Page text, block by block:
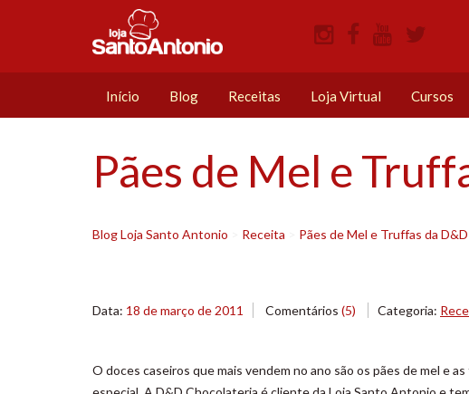
Início Blog Receitas Loja Virtual Cursos
Pães de Mel e
Blog Loja Santo Antonio Receita Pães de Mel e Truffas da
Data: 18 de março de 2011 Comentários (5) Categoria:
O doces caseiros que mais vendem no ano são os pães de mel e